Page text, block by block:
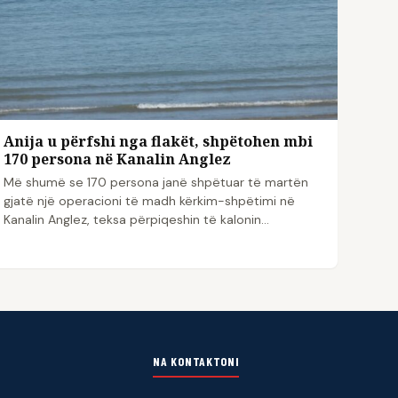
Anija u përfshi nga flakët, shpëtohen mbi
170 persona në Kanalin Anglez
Më shumë se 170 persona janë shpëtuar të martën
gjatë një operacioni të madh kërkim-shpëtimi në
Kanalin Anglez, teksa përpiqeshin të kalonin…
NA KONTAKTONI